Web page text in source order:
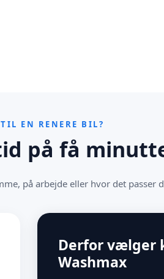
EN RENERE BIL?
på få
på arbejde eller hvor det passer
Derfor vælger
Washmax